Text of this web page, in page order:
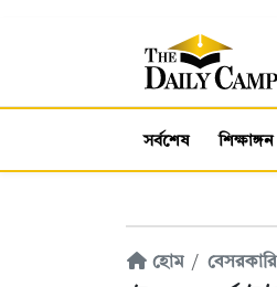
সর্বশেষ শিক্ষাঙ্গন
হোম বেসরকারি